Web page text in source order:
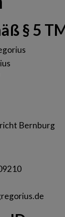
§ 5
Bernburg